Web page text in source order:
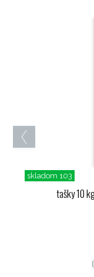
skladom 103
tašky 10